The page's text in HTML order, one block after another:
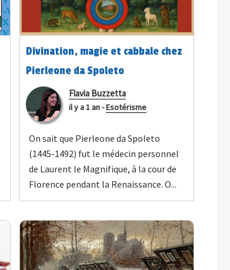
Divination, magie et cabbale chez
Pierleone da Spoleto
Flavia Buzzetta
il y a 1 an-Esotérisme
On sait que Pierleone da Spoleto
(1445-1492) fut le médecin personnel
de Laurent le Magnifique, à la cour de
Florence pendant la Renaissance. O...